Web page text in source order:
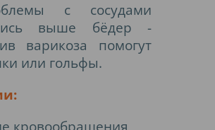
с сосудами
выше бёдер -
варикоза помогут
или гольфы.
кровообращения